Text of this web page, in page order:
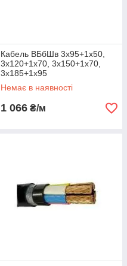
Кабель ВБбШв 3х95+1х50,
3х120+1х70, 3х150+1х70,
3х185+1х95
Немає в наявності
1 066 ₴/м